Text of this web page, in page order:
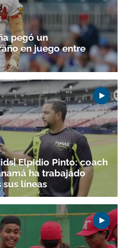
pegó un
en juego entre
Elpidio Pinto: coach
ha trabajado
sus líneas